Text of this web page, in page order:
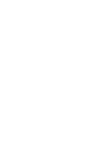
修糾紛難構成「詐欺」
得容易｜富比士地產王